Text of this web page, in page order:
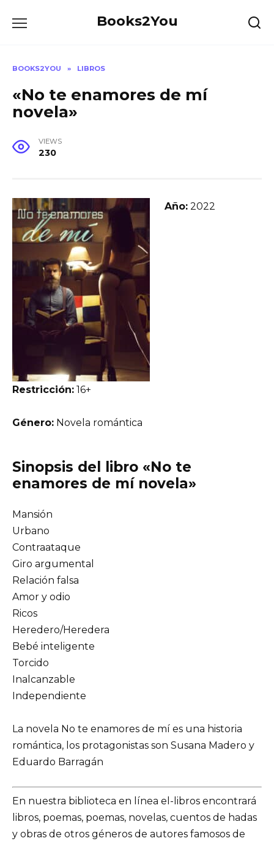
Books2You
BOOKS2YOU » LIBROS
«No te enamores de mí
novela»
VIEWS
230
Año: 2022
Restricción: 16+
Género: Novela romántica
Sinopsis del libro «No te
enamores de mí novela»
Mansión
Urbano
Contraataque
Giro argumental
Relación falsa
Amor y odio
Ricos
Heredero/Heredera
Bebé inteligente
Torcido
Inalcanzable
Independiente
La novela No te enamores de mí es una historia
romántica, los protagonistas son Susana Madero y
Eduardo Barragán
En nuestra biblioteca en línea el-libros encontrará
libros, poemas, poemas, novelas, cuentos de hadas
y obras de otros géneros de autores famosos de